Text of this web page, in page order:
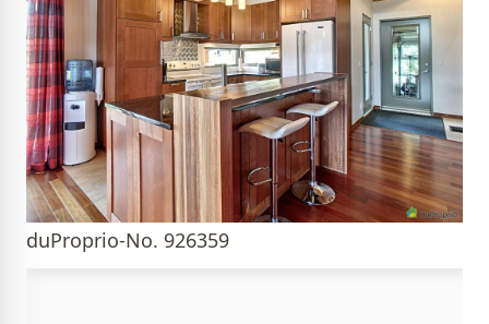
duProprio-No. 926359